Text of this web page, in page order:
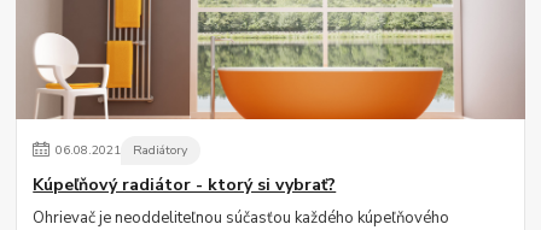
06.08.2021 Radiátory
Kúpeľňový radiátor - ktorý si vybrať?
Ohrievač je neoddeliteľnou súčasťou každého kúpeľňového